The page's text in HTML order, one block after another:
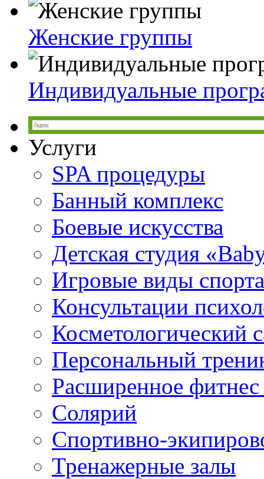
Женские группы
Индивидуальные
Услуги
SPA процедуры
Банный комплекс
Боевые искусства
Детская студия
Игровые виды спорта
Консультации
Косметологический
Персональный
Расширенное фитнес
Солярий
Спортивно-
Тренажерные залы